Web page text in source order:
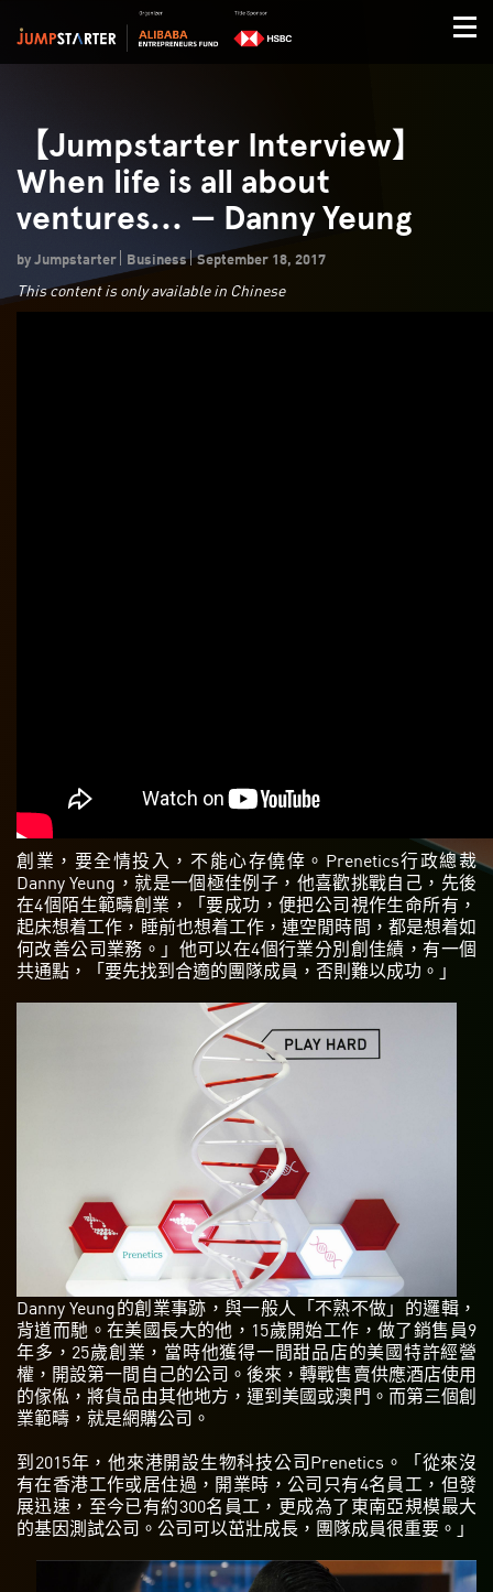
【Jumpstarter Interview】
When life is all about
ventures... — Danny Yeung
by Jumpstarter Business September 18, 2017
This content is only available in Chinese
創業，要全情投入，不能心存僥倖。Prenetics行政總裁
Danny Yeung，就是一個極佳例子，他喜歡挑戰自己，先後
在4個陌生範疇創業，「要成功，便把公司視作生命所有，
起床想着工作，睡前也想着工作，連空閒時間，都是想着如
何改善公司業務。」他可以在4個行業分別創佳績，有一個
共通點，「要先找到合適的團隊成員，否則難以成功。」
Danny Yeung的創業事跡，與一般人「不熟不做」的邏輯，
背道而馳。在美國長大的他，15歲開始工作，做了銷售員9
年多，25歲創業，當時他獲得一間甜品店的美國特許經營
權，開設第一間自己的公司。後來，轉戰售賣供應酒店使用
的傢俬，將貨品由其他地方，運到美國或澳門。而第三個創
業範疇，就是網購公司。
到2015年，他來港開設生物科技公司Prenetics。「從來沒
有在香港工作或居住過，開業時，公司只有4名員工，但發
展迅速，至今已有約300名員工，更成為了東南亞規模最大
的基因測試公司。公司可以茁壯成長，團隊成員很重要。」